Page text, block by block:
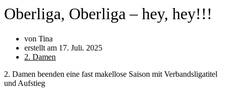
Oberliga, Oberliga – hey, hey!!!
von Tina
erstellt am 17. Juli. 2025
2. Damen
2. Damen beenden eine fast makellose Saison mit Verbandsligatitel
und Aufstieg